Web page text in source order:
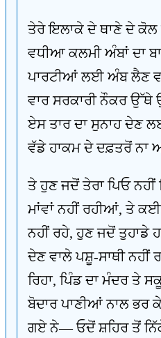
ਤੇਰੇ ਇਲਾਕੇ ਦੇ ਥਾਣੇ ਦੇ ਕੋਲ
ਵਧੀਆ ਕਲਮੀ ਅੰਬਾਂ ਦਾ
ਪਾਰਟੀਆਂ ਲਈ ਅੰਬ ਲੈਣ
ਵਾਰ ਸਰਕਾਰੀ ਨੌਕਰ
ਏਸ ਤਾਰ ਦਾ ਸੁਨਾਹ ਦੇਣ
ਵੱਡੇ ਹਾਕਮ ਦੇ ਦਫ਼ਤਰੋਂ
ਤੇ ਹੁਣ ਜਦੋਂ ਤੇਰਾ ਪਿਓ
ਮਾਂਵਾਂ ਨਹੀਂ ਰਹੀਆਂ, ਤੇ
ਨਹੀਂ ਰਹੇ, ਹੁਣ ਜਦੋਂ ਤੁਹਾਡੇ
ਦੇਣ ਵਾਲੇ ਪਸ਼ੂ-ਸਾਥੀ ਨਹੀਂ
ਰਿਹਾ, ਪਿੰਡ ਦਾ ਮੰਦਰ ਤੇ
ਬੋਦਾਰ ਪਾਣੀਆਂ ਨਾਲ ਭਰ
ਗਏ ਨੇ— ਓਦੋਂ ਸ਼ਹਿਰ ਤੋਂ